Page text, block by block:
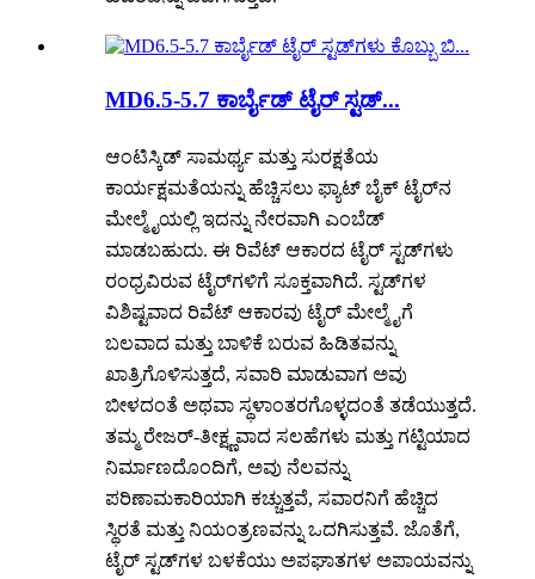
MD6.5-5.7 ಕಾರ್ಬೈಡ್ ಟೈರ್ ಸ್ಟಡ್...
ಆಂಟಿಸ್ಕಿಡ್ ಸಾಮರ್ಥ್ಯ ಮತ್ತು ಸುರಕ್ಷತೆಯ
ಕಾರ್ಯಕ್ಷಮತೆಯನ್ನು ಹೆಚ್ಚಿಸಲು ಫ್ಯಾಟ್ ಬೈಕ್ ಟೈರ್‌ನ
ಮೇಲ್ಮೈಯಲ್ಲಿ ಇದನ್ನು ನೇರವಾಗಿ ಎಂಬೆಡ್
ಮಾಡಬಹುದು. ಈ ರಿವೆಟ್ ಆಕಾರದ ಟೈರ್ ಸ್ಟಡ್‌ಗಳು
ರಂಧ್ರವಿರುವ ಟೈರ್‌ಗಳಿಗೆ ಸೂಕ್ತವಾಗಿದೆ. ಸ್ಟಡ್‌ಗಳ
ವಿಶಿಷ್ಟವಾದ ರಿವೆಟ್ ಆಕಾರವು ಟೈರ್ ಮೇಲ್ಮೈಗೆ
ಬಲವಾದ ಮತ್ತು ಬಾಳಿಕೆ ಬರುವ ಹಿಡಿತವನ್ನು
ಖಾತ್ರಿಗೊಳಿಸುತ್ತದೆ, ಸವಾರಿ ಮಾಡುವಾಗ ಅವು
ಬೀಳದಂತೆ ಅಥವಾ ಸ್ಥಳಾಂತರಗೊಳ್ಳದಂತೆ ತಡೆಯುತ್ತದೆ.
ತಮ್ಮ ರೇಜರ್-ತೀಕ್ಷ್ಣವಾದ ಸಲಹೆಗಳು ಮತ್ತು ಗಟ್ಟಿಯಾದ
ನಿರ್ಮಾಣದೊಂದಿಗೆ, ಅವು ನೆಲವನ್ನು
ಪರಿಣಾಮಕಾರಿಯಾಗಿ ಕಚ್ಚುತ್ತವೆ, ಸವಾರನಿಗೆ ಹೆಚ್ಚಿದ
ಸ್ಥಿರತೆ ಮತ್ತು ನಿಯಂತ್ರಣವನ್ನು ಒದಗಿಸುತ್ತವೆ. ಜೊತೆಗೆ,
ಟೈರ್ ಸ್ಟಡ್‌ಗಳ ಬಳಕೆಯು ಅಪಘಾತಗಳ ಅಪಾಯವನ್ನು